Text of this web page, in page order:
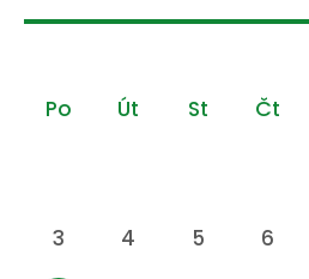
Po Út St Čt
3 4 5 6